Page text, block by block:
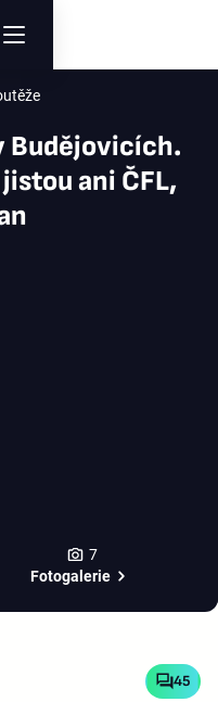
Budějovicích.
ani ČFL,
7
Fotogalerie
45